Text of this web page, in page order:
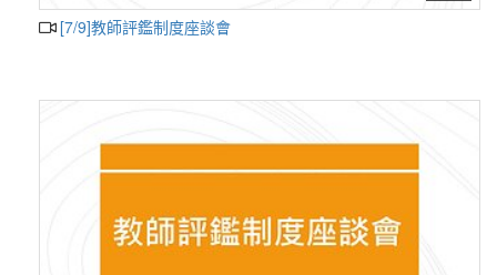
[7/9]教師評鑑制度座談會